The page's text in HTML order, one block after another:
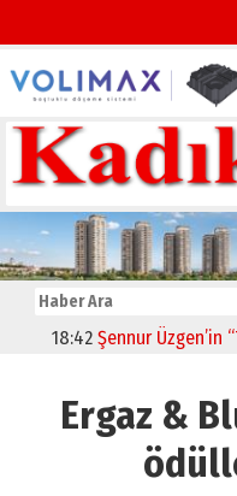
18:42 Şennur Üzgen’in
Ergaz &